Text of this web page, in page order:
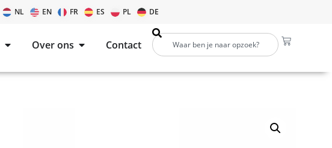
NL EN FR ES PL DE
Over ons Contact